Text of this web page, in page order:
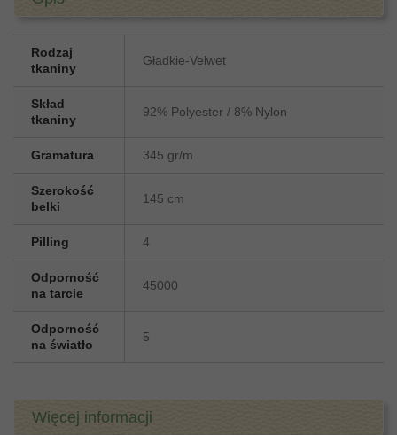
Rodzaj
tkaniny
Gładkie-Velwet
Skład
tkaniny
92% Polyester / 8% Nylon
Gramatura 345 gr/m
Szerokość
belki
145 cm
Pilling 4
Odporność
na tarcie
45000
Odporność
na światło
5
Więcej informacji